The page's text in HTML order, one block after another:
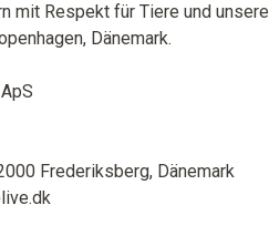
mit Respekt für Tiere und unsere
Dänemark.
Frederiksberg, Dänemark